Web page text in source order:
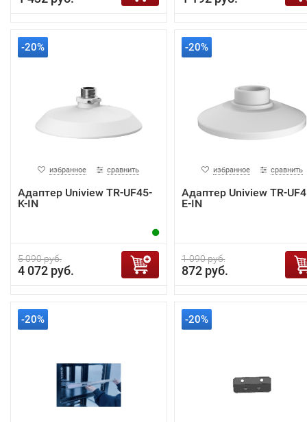
-20%
избранное сравнить
Адаптер Uniview TR-UF45-
K-IN
5 090 руб.
4 072 руб.
-20%
избранное сравнить
Адаптер Uniview TR-
E-IN
1 090 руб.
872 руб.
-20% -20%